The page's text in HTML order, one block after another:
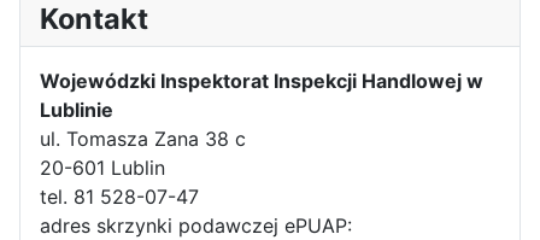
Kontakt
Wojewódzki Inspektorat Inspekcji Handlowej w
Lublinie
ul. Tomasza Zana 38 c
20-601 Lublin
tel. 81 528-07-47
adres skrzynki podawczej ePUAP: